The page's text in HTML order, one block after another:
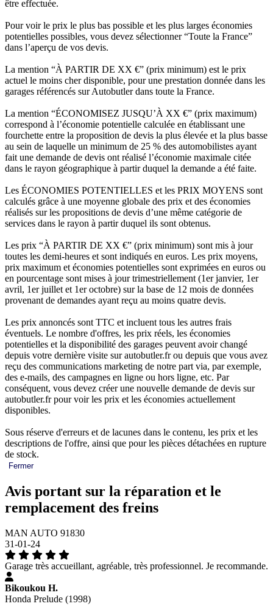
être effectuée.
Pour voir le prix le plus bas possible et les plus larges économies
potentielles possibles, vous devez sélectionner “Toute la France”
dans l’aperçu de vos devis.
La mention “À PARTIR DE XX €” (prix minimum) est le prix
actuel le moins cher disponible, pour une prestation donnée dans les
garages référencés sur Autobutler dans toute la France.
La mention “ÉCONOMISEZ JUSQU’À XX €” (prix maximum)
correspond à l’économie potentielle calculée en établissant une
fourchette entre la proposition de devis la plus élevée et la plus basse
au sein de laquelle un minimum de 25 % des automobilistes ayant
fait une demande de devis ont réalisé l’économie maximale citée
dans le rayon géographique à partir duquel la demande a été faite.
Les ÉCONOMIES POTENTIELLES et les PRIX MOYENS sont
calculés grâce à une moyenne globale des prix et des économies
réalisés sur les propositions de devis d’une même catégorie de
services dans le rayon à partir duquel ils sont obtenus.
Les prix “À PARTIR DE XX €” (prix minimum) sont mis à jour
toutes les demi-heures et sont indiqués en euros. Les prix moyens,
prix maximum et économies potentielles sont exprimées en euros ou
en pourcentage sont mises à jour trimestriellement (1er janvier, 1er
avril, 1er juillet et 1er octobre) sur la base de 12 mois de données
provenant de demandes ayant reçu au moins quatre devis.
Les prix annoncés sont TTC et incluent tous les autres frais
éventuels. Le nombre d'offres, les prix réels, les économies
potentielles et la disponibilité des garages peuvent avoir changé
depuis votre dernière visite sur autobutler.fr ou depuis que vous avez
reçu des communications marketing de notre part via, par exemple,
des e-mails, des campagnes en ligne ou hors ligne, etc. Par
conséquent, vous devez créer une nouvelle demande de devis sur
autobutler.fr pour voir les prix et les économies actuellement
disponibles.
Sous réserve d'erreurs et de lacunes dans le contenu, les prix et les
descriptions de l'offre, ainsi que pour les pièces détachées en rupture
de stock.
Fermer
Avis portant sur la réparation et le
remplacement des freins
MAN AUTO 91830
31-01-24
Garage très accueillant, agréable, très professionnel. Je recommande.
Bikoukou H.
Honda Prelude (1998)